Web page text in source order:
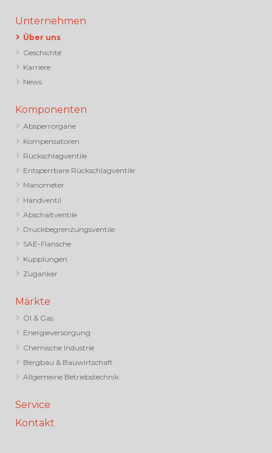
Unternehmen
Über uns
Geschichte
Karriere
News
Komponenten
Absperrorgane
Kompensatoren
Rückschlagventile
Entsperrbare Rückschlagventile
Manometer
Handventil
Abschaltventile
Druckbegrenzungsventile
SAE-Flansche
Kupplungen
Zuganker
Märkte
Öl & Gas
Energieversorgung
Chemische Industrie
Bergbau & Bauwirtschaft
Allgemeine Betriebstechnik
Service
Kontakt